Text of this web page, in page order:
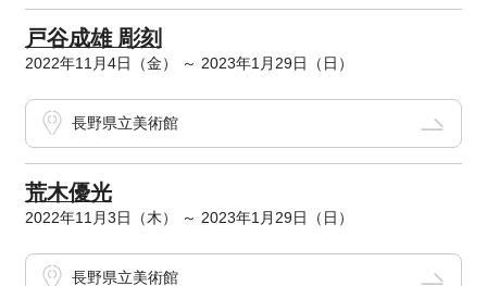
戸谷成雄 彫刻
2022年11月4日（金） ～ 2023年1月29日（日）
長野県立美術館
荒木優光
2022年11月3日（木） ～ 2023年1月29日（日）
長野県立美術館